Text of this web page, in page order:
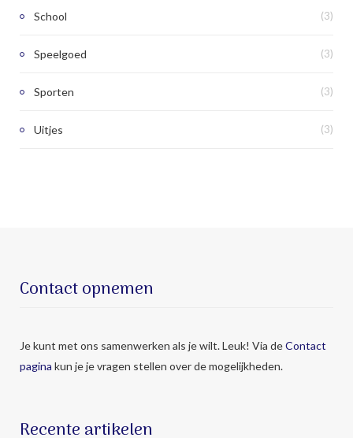
School (3)
Speelgoed (3)
Sporten (3)
Uitjes (3)
Contact opnemen
Je kunt met ons samenwerken als je wilt. Leuk! Via deContact
pagina kun je je vragen stellen over de mogelijkheden.
Recente artikelen